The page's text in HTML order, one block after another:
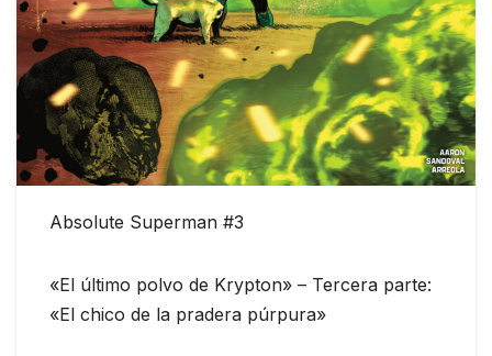
Absolute Superman #3
«El último polvo de Krypton» – Tercera parte:
«El chico de la pradera púrpura»